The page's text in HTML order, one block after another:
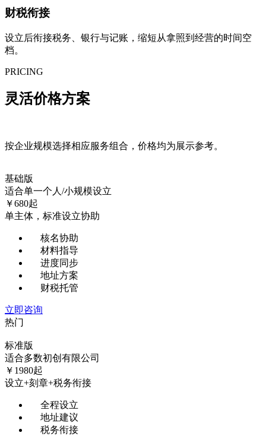
财税衔接
设立后衔接税务、银行与记账，缩短从拿照到经营的时间空
档。
PRICING
灵活价格方案
按企业规模选择相应服务组合，价格均为展示参考。
基础版
适合单一个人/小规模设立
￥680起
单主体，标准设立协助
核名协助
材料指导
进度同步
地址方案
财税托管
立即咨询
热门
标准版
适合多数初创有限公司
￥ 1980起
设立+刻章+税务衔接
全程设立
地址建议
税务衔接